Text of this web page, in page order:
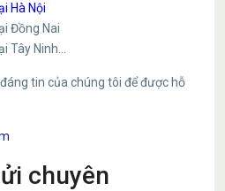
Hà Nội
Đồng Nai
Tây Ninh…
tin của chúng tôi để được hỗ
chuyên